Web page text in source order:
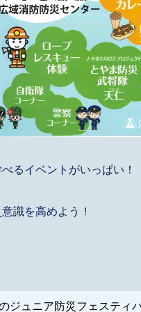
るイベントがいっぱい！
識を高めよう！
ジュニア防災フェスティ